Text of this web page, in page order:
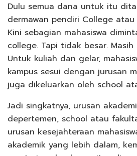
Dulu semua dana untuk itu
dermawan pendiri College
Kini sebagian mahasiswa
college. Tapi tidak besar.
Untuk kuliah dan gelar,
kampus sesui dengan jurusan
juga dikeluarkan oleh school
Jadi singkatnya, urusan
depertemen, school atau
urusan kesejahteraan
akademik yang lebih dalam,